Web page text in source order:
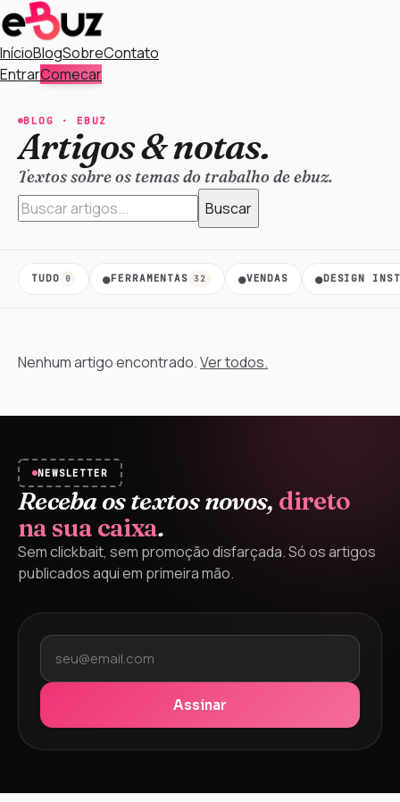
InícioBlogSobreContato
EntrarComecar
BLOG · EBUZ
Artigos & notas.
Textos sobre os temas do trabalho de ebuz.
Buscar
TUDO 0 ●FERRAMENTAS 32 ●VENDAS ●DESIGN
Nenhum artigo encontrado.Ver todos.
NEWSLETTER
Receba os textos novos, direto
na sua caixa.
Sem clickbait, sem promoção disfarçada. Só os artigos
publicados aqui em primeira mão.
Assinar